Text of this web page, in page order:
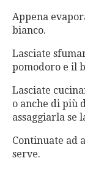
Appena
bianco.
Lasciate
pomodoro e il
Lasciate
o anche di più
assaggiarla se
Continuate ad
serve.